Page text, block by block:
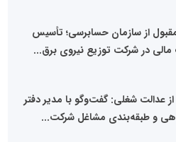
از سازمان حسابرسی؛ تأسیس
در شرکت توزیع نیروی برق...
عدالت شغلی: گفت‌وگو با مدیر دفتر
و طبقه‌بندی مشاغل شرکت...